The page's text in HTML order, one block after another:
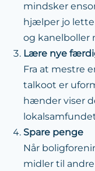
mindsker
hjælper jo
og kanelboller
Lære nye
Fra at mestre
talkoot er
hænder viser
Spare penge
Når
midler til